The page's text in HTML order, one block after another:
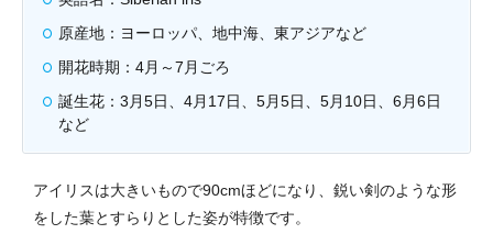
原産地：ヨーロッパ、地中海、東アジアなど
開花時期：4月～7月ごろ
誕生花：3月5日、4月17日、5月5日、5月10日、6月6日
など
アイリスは大きいもので90cmほどになり、鋭い剣のような形
をした葉とすらりとした姿が特徴です。